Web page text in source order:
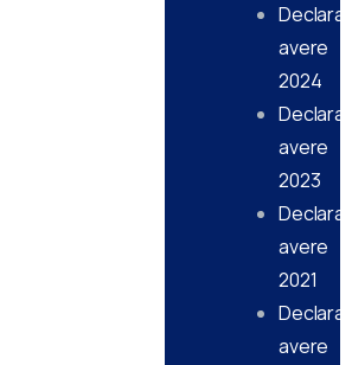
avere
2024
avere
2023
avere
2021
avere